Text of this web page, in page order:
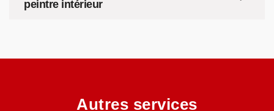
peintre intérieur
Autres services